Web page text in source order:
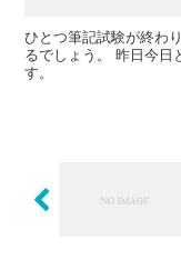
ひとつ筆記試験が終わ
るでしょう。 昨日今日
す。